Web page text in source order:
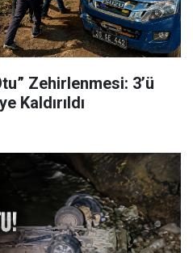
Zehirlenmesi: 3’ü
Kaldırıldı